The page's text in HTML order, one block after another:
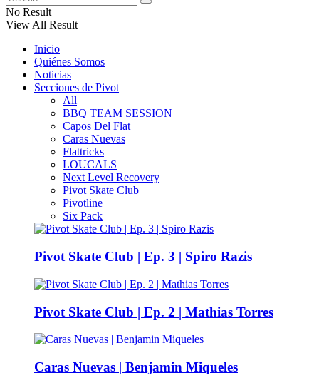
No Result
View All Result
Inicio
Quiénes Somos
Noticias
Secciones de Pivot
All
BBQ TEAM SESSION
Capos Del Flat
Caras Nuevas
Flattricks
LOUCALS
Next Level Recovery
Pivot Skate Club
Pivotline
Six Pack
Pivot Skate Club | Ep. 3 | Spiro Razis
Pivot Skate Club | Ep. 2 | Mathias Torres
Caras Nuevas | Benjamin Miqueles